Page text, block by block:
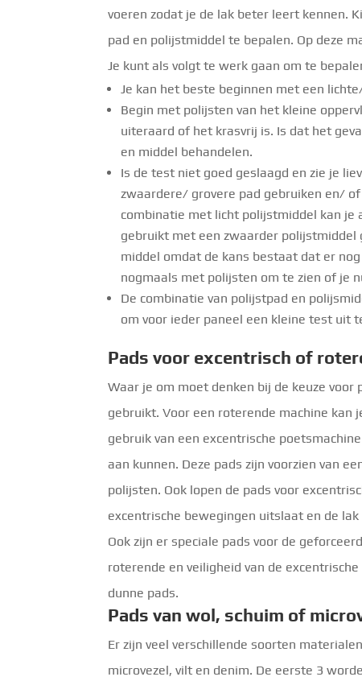
voeren zodat je de lak beter leert kennen.
pad en polijstmiddel te bepalen. Op deze
Je kunt als volgt te werk gaan om te
Je kan het beste beginnen met een
Begin met polijsten van het kleine
uiteraard of het krasvrij is. Is dat het
en middel behandelen.
Is de test niet goed geslaagd en zie je
zwaardere/ grovere pad gebruiken en/
combinatie met licht polijstmiddel kan je
gebruikt met een zwaarder
middel omdat de kans bestaat dat er
nogmaals met polijsten om te zien of je
De combinatie van polijstpad en
om voor ieder paneel een kleine test uit
Pads voor excentrisch of
Waar je om moet denken bij de keuze
gebruikt. Voor een roterende machine kan
gebruik van een excentrische
aan kunnen. Deze pads zijn voorzien van
polijsten. Ook lopen de pads voor
excentrische bewegingen uitslaat en de
Ook zijn er speciale pads voor de
roterende en veiligheid van de
dunne pads.
Pads van wol, schuim of
Er zijn veel verschillende soorten
microvezel, vilt en denim. De eerste 3